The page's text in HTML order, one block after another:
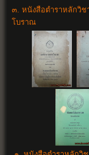
๓. หนังสือตำราหลักวิช
โบราณ